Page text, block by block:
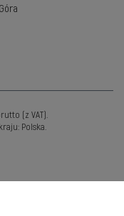
(z VAT).
Polska.